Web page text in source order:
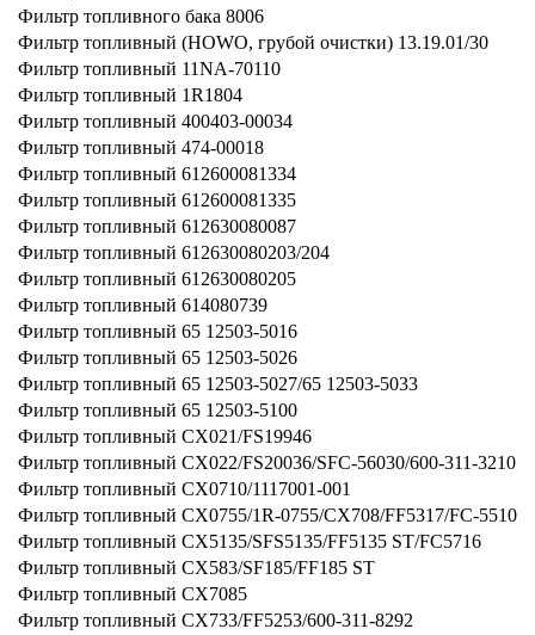
Фильтр топливного бака 8006
Фильтр топливный (HOWO, грубой очистки) 13.19.01/30
Фильтр топливный 11NA-70110
Фильтр топливный 1R1804
Фильтр топливный 400403-00034
Фильтр топливный 474-00018
Фильтр топливный 612600081334
Фильтр топливный 612600081335
Фильтр топливный 612630080087
Фильтр топливный 612630080203/204
Фильтр топливный 612630080205
Фильтр топливный 614080739
Фильтр топливный 65 12503-5016
Фильтр топливный 65 12503-5026
Фильтр топливный 65 12503-5027/65 12503-5033
Фильтр топливный 65 12503-5100
Фильтр топливный CX021/FS19946
Фильтр топливный CX022/FS20036/SFC-56030/600-311-3210
Фильтр топливный CX0710/1117001-001
Фильтр топливный CX0755/1R-0755/CX708/FF5317/FC-5510
Фильтр топливный CX5135/SFS5135/FF5135 ST/FC5716
Фильтр топливный CX583/SF185/FF185 ST
Фильтр топливный CX7085
Фильтр топливный CX733/FF5253/600-311-8292